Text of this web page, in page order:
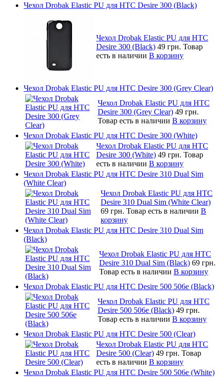
Чехол Drobak Elastic PU для HTC Desire 300 (Black)
Чехол Drobak Elastic PU для HTC
Desire 300 (Black) 49 грн. Товар
есть в наличии В корзину
Чехол Drobak Elastic PU для HTC Desire 300 (Grey Clear)
Чехол Drobak Elastic PU для HTC
Desire 300 (Grey Clear) 49 грн.
Товар есть в наличии В корзину
Чехол Drobak Elastic PU для HTC Desire 300 (White)
Чехол Drobak Elastic PU для HTC
Desire 300 (White) 49 грн. Товар
есть в наличии В корзину
Чехол Drobak Elastic PU для HTC Desire 310 Dual Sim
(White Clear)
Чехол Drobak Elastic PU для HTC
Desire 310 Dual Sim (White Clear)
69 грн. Товар есть в наличии В
корзину
Чехол Drobak Elastic PU для HTC Desire 310 Dual Sim
(Black)
Чехол Drobak Elastic PU для HTC
Desire 310 Dual Sim (Black) 69 грн.
Товар есть в наличии В корзину
Чехол Drobak Elastic PU для HTC Desire 500 506e (Black)
Чехол Drobak Elastic PU для HTC
Desire 500 506e (Black) 49 грн.
Товар есть в наличии В корзину
Чехол Drobak Elastic PU для HTC Desire 500 (Clear)
Чехол Drobak Elastic PU для HTC
Desire 500 (Clear) 49 грн. Товар
есть в наличии В корзину
Чехол Drobak Elastic PU для HTC Desire 500 506e (White)